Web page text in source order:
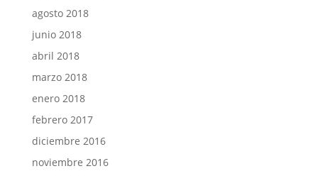
agosto 2018
junio 2018
abril 2018
marzo 2018
enero 2018
febrero 2017
diciembre 2016
noviembre 2016